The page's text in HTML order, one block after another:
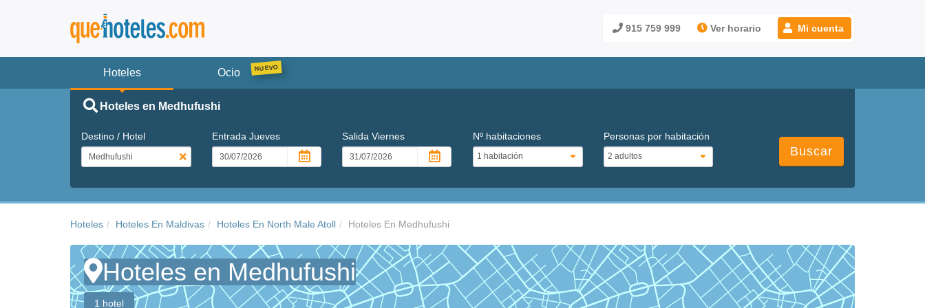
915 759 999 Ver horario Mi cuenta
Hoteles Ocio
Hoteles en Medhufushi
Destino / Hotel Entrada Jueves SalidaViernes Nº habitaciones Personas por habitación
Buscar
Hoteles Hoteles En Maldivas Hoteles En North Male Atoll Hoteles En Medhufushi
Hoteles en Medhufushi
1 hotel